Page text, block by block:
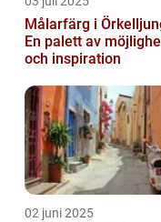
Målarfärg i
En palett av
och inspiration
02 juni 2025